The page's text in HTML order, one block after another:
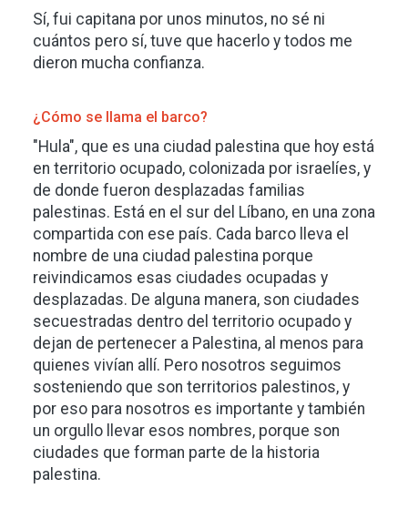
Sí, fui capitana por unos minutos, no sé ni
cuántos pero sí, tuve que hacerlo y todos me
dieron mucha confianza.
¿Cómo se llama el barco?
"Hula", que es una ciudad palestina que hoy está
en territorio ocupado, colonizada por israelíes, y
de donde fueron desplazadas familias
palestinas. Está en el sur del Líbano, en una zona
compartida con ese país. Cada barco lleva el
nombre de una ciudad palestina porque
reivindicamos esas ciudades ocupadas y
desplazadas. De alguna manera, son ciudades
secuestradas dentro del territorio ocupado y
dejan de pertenecer a Palestina, al menos para
quienes vivían allí. Pero nosotros seguimos
sosteniendo que son territorios palestinos, y
por eso para nosotros es importante y también
un orgullo llevar esos nombres, porque son
ciudades que forman parte de la historia
palestina.